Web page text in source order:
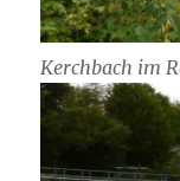
Kerchbach im